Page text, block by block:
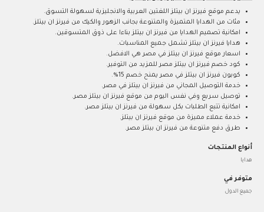
يدعم موقع فيرنز ان بيتلز اللغتين العربية والانجليزية لسهولة التسوق.
مئات من الهدايا المتميزة والمتنوعة بجانب الزهور والكيك من فيرنز ان بيتلز.
امكانية تصميم الهدايا من فيرنز ان بيتلز بناءا على ذوق المتسوقين.
هدايا فيرنز ان بيتلز تشمل جميع المناسبات.
اسعار موقع فيرنز ان بيتلز في مصر هي الافضل.
كود خصم فيرنز ان بيتلز مصر للمزيد من التوفير.
كوبون فيرنز ان بيتلز في مصر يمنح خصم 15%.
خدمة التوصيل المجاني من فيرنز ان بيتلز في مصر.
توصيل سريع وفي نفس اليوم من موقع فيرنز ان بيتلز مصر.
امكانية تتبع الطلبات بكل سهولة من فيرنز ان بيتلز مصر.
خدمة عملاء مميزة من موقع فيرنز ان بيتلز.
طرق دفع متنوعة من فيرنز ان بيتلز مصر.
أنواع المنتجات
هدايا
متوفر في
جميع الدول